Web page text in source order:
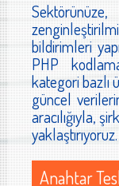
bildirimleri
PHP
kategori bazlı
güncel
aracılığıyla,
yaklaştırıyoruz.
Anahtar